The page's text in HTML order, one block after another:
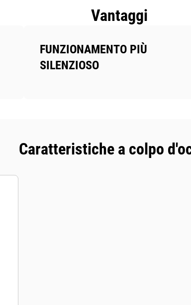
Vantaggi
FUNZIONAMENTO PIÙ
SILENZIOSO
Caratteristiche a colpo